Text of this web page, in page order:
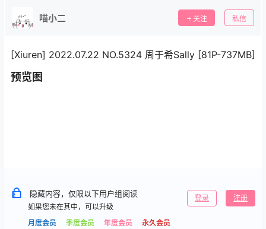
喵小二 关注 私信
[Xiuren] 2022.07.22 NO.5324 周于希Sally [81P-737MB]
预览图
隐藏内容，仅限以下用户组阅读
如果您未在其中，可以升级
月度会员
季度会员 年度会员 永久会员
登录 注册